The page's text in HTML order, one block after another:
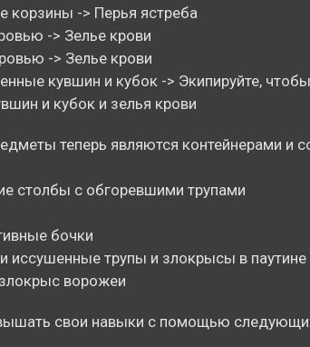
корзины -> Перья ястреба
-> Зелье крови
-> Зелье крови
кувшин и кубок -> Экипируйте,
и кубок и зелья крови
теперь являются контейнерами и
столбы с обгоревшими трупами
бочки
иссушенные трупы и злокрысы в паутине
ворожеи
свои навыки с помощью